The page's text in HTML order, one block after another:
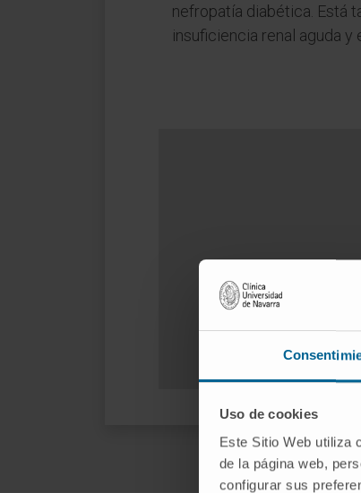
Uso de cookies
Este Sitio Web utiliza
de la página web,
configurar sus
nefropatía diabética. Está
insuficiencia renal aguda y